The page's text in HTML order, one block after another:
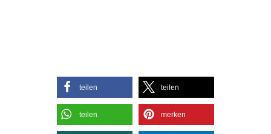
teilen teilen
teilen merken